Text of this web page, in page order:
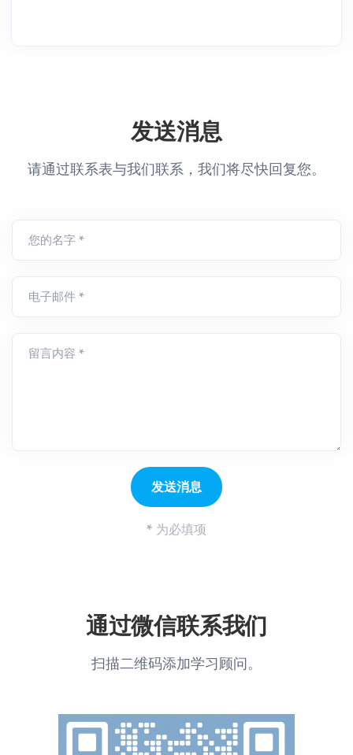
发送消息
请通过联系表与我们联系，我们将尽快回复您。
您的名字 *
电子邮件 *
留言内容 *
* 为必填项
通过微信联系我们
扫描二维码添加学习顾问。